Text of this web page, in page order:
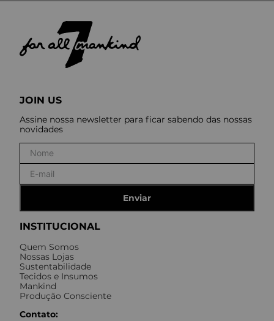
INSTITUCIONAL
Quem Somos
Nossas Lojas
Sustentabilidade
Tecidos e Insumos
Mankind
Produção Consciente
Contato:
JOIN US
Assine nossa newsletter para ficar sabendo das nossas
novidades
Enviar